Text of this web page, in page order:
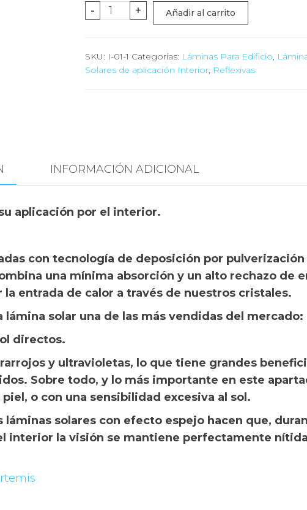
-
Artemis
+ Añadir al carrito
SKU: I-01-1 Categorías: Láminas Para Edificio,
Solares de aplicación Interior, Reflexivas
INFORMACIÓN ADICIONAL
aplicación por el interior.
con tecnología de deposición por
una mínima absorción y un alto rechazo de
entrada de calor a través de nuestros cristales.
solar una de las más vendidas del mercado:
directos.
y ultravioletas, lo que tiene grandes
Sobre todo, y lo más importante en este
o con una sensibilidad excesiva al sol.
solares con efecto espejo hacen que,
interior la visión se mantiene perfectamente